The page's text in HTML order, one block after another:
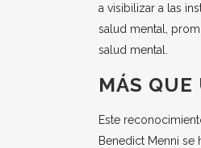
a visibilizar a las
salud mental,
salud mental.
MÁS QUE
Este
Benedict Menni se